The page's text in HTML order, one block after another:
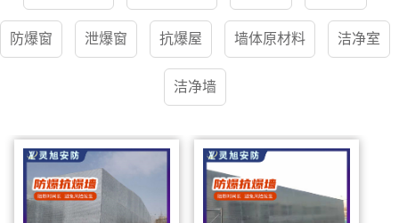
防爆窗 泄爆窗 抗爆屋 墙体原材料 洁净室
洁净墙